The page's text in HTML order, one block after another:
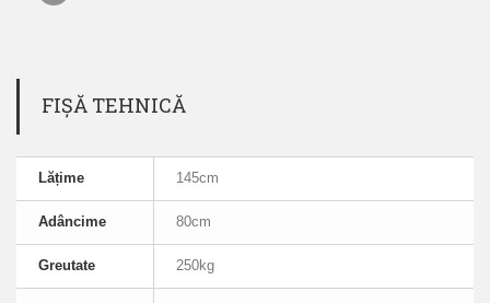
FIȘĂ TEHNICĂ
Lățime 145cm
Adâncime 80cm
Greutate 250kg